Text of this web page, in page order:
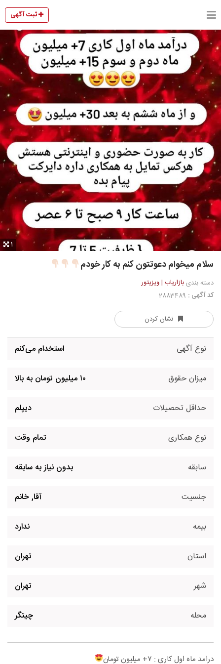
ثبت آگهی
1
سلام میخوام دعوتتون کنم به کار خودم
دسته بندیبازاریاب | ویزیتور
کد آگهی :
نشان کردن
نوع آگهی استخدام می‌کنم
میزان حقوق ۱۰ میلیون تومان به بالا
حداقل تحصیلات دیپلم
نوع همکاری تمام وقت
سابقه بدون نیاز به سابقه
جنسیت آقا, خانم
بیمه ندارد
استان تهران
شهر تهران
محله چیتگر
درامد ماه اول کاری : ۷+ میلیون تومان